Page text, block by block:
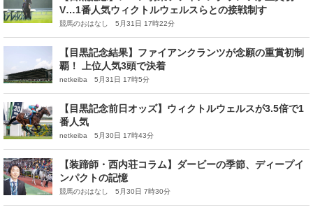
V…1番人気ウィクトルウェルスらとの接戦制す
競馬のおはなし 5月31日 17時22分
【目黒記念結果】ファイアンクランツが念願の重賞初制
覇！ 上位人気3頭で決着
netkeiba 5月31日 17時5分
【目黒記念前日オッズ】ウィクトルウェルスが3.5倍で1
番人気
netkeiba 5月30日 17時43分
【装蹄師・西内荘コラム】ダービーの季節、ディープイ
ンパクトの記憶
競馬のおはなし 5月30日 7時30分